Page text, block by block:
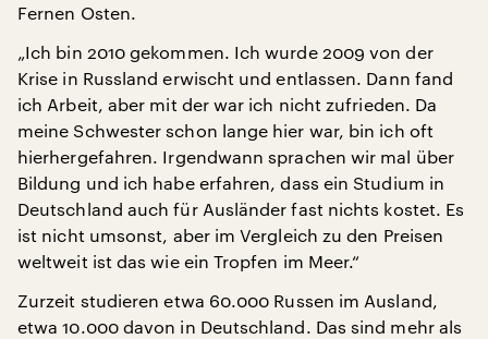
Fernen Osten.
„Ich bin 2010 gekommen. Ich wurde 2009 von der
Krise in Russland erwischt und entlassen. Dann fand
ich Arbeit, aber mit der war ich nicht zufrieden. Da
meine Schwester schon lange hier war, bin ich oft
hierhergefahren. Irgendwann sprachen wir mal über
Bildung und ich habe erfahren, dass ein Studium in
Deutschland auch für Ausländer fast nichts kostet. Es
ist nicht umsonst, aber im Vergleich zu den Preisen
weltweit ist das wie ein Tropfen im Meer.“
Zurzeit studieren etwa 60.000 Russen im Ausland,
etwa 10.000 davon in Deutschland. Das sind mehr als